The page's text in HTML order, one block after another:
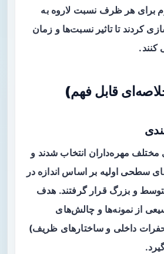
برای هر ظرف نسبت لاروه به
کردند تا تاثیر نسبت‌ها و زمان
کنند.
قابل فهم)
مختلف مهره‌داران انتخاب شدند و
سطحی اولیه بر اساس اندازه در
و بزرگ قرار گرفتند. هدف
از نمونه‌ها و چالش‌های
داخلی و ساختارهای ظریف)